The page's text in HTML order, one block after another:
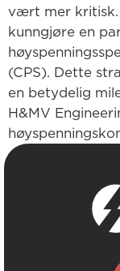
vært mer kritisk.
kunngjøre en
(CPS). Dette
en betydelig
H&MV